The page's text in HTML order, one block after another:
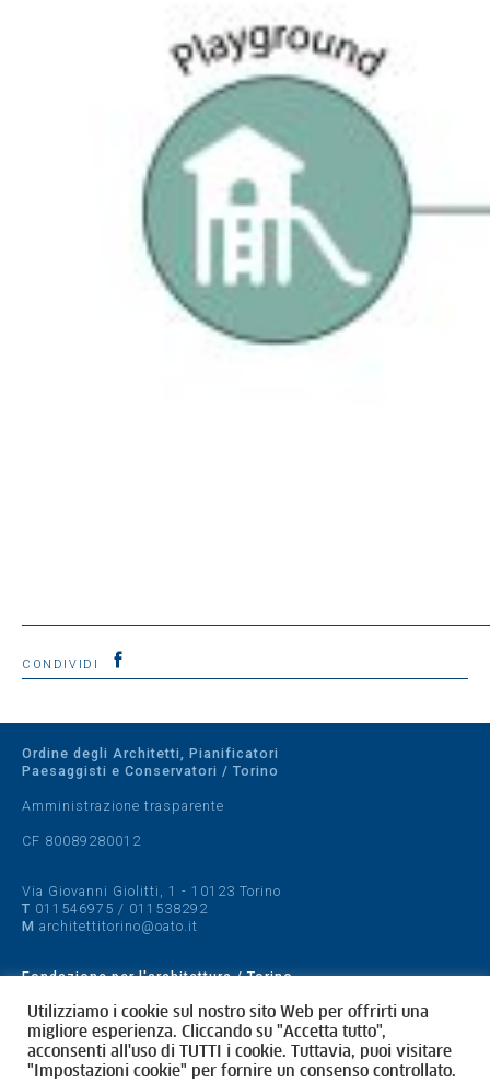
CONDIVIDI
Ordine degli Architetti, Pianificatori
Paesaggisti e Conservatori / Torino
Amministrazione trasparente
CF 80089280012
Via Giovanni Giolitti, 1 - 10123 Torino
T 011546975 / 011538292
M architettitorino@oato.it
Fondazione per l'architettura / Torino
Designed by quattrolinee.it
Cookie Policy
Privacy Policy
Utilizziamo i cookie sul nostro sito Web per offrirti una
migliore esperienza. Cliccando su "Accetta tutto",
acconsenti all'uso di TUTTI i cookie. Tuttavia, puoi visitare
"Impostazioni cookie" per fornire un consenso controllato.